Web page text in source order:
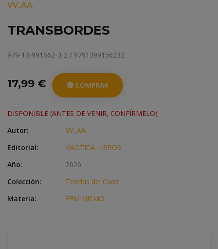
VV.,AA.
TRANSBORDES
979-13-991562-3-2 / 9791399156232
17,99 € COMPRAR
DISPONIBLE (ANTES DE VENIR, CONFÍRMELO)
Autor:
VV.,AA.
Editorial:
KAOTICA LIBROS
Año:
2026
Colección:
Teorías del Caos
Materia:
FEMINISMO